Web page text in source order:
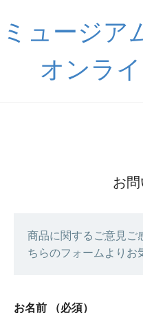
ミュージア
オンラ
お
商品に関するご意見ご
ちらのフォームよりお
お名前 （必須）